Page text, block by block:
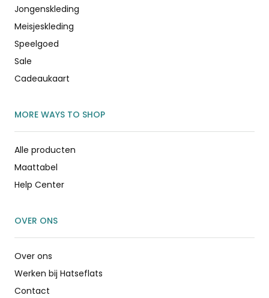
Jongenskleding
Meisjeskleding
Speelgoed
Sale
Cadeaukaart
MORE WAYS TO SHOP
Alle producten
Maattabel
Help Center
OVER ONS
Over ons
Werken bij Hatseflats
Contact